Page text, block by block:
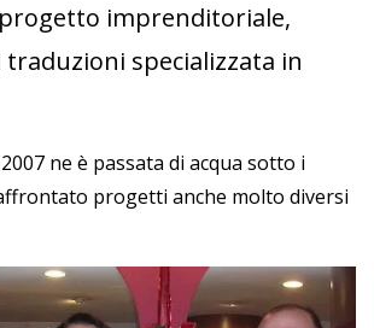
imprenditoriale,
traduzioni specializzata in
ne è passata di acqua sotto i
progetti anche molto diversi